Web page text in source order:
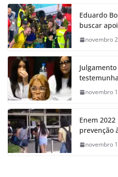
Eduardo
buscar
novembro
testemunha
novembro
Enem
prevenção
novembro